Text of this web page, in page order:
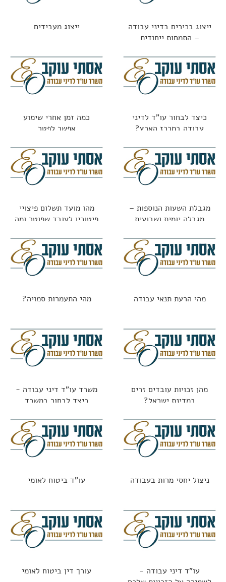
ייצוג בכירים בדיני עבודה
– התמחות ייחודית
ייצוג מעבידים
כיצד לבחור עו"ד לדיני
עבודה במרכז הארץ?
כמה זמן אחרי שימוע
אפשר לפטר
מגבלת השעות הנוספות –
מגבלה יומית ושבועית
מהו מועד תשלום פיצויי
פיטורין לעובד שפוטר ומה
מהי הרעת תנאי עבודה מהי התעמרות סמויה?
מהן זכויות עובדים זרים
במדינת ישראל?
משרד עו"ד דיני עבודה -
כיצד לבחור במשרד
ניצול יחסי מרות בעבודה עו"ד ביטוח לאומי
עו"ד דיני עבודה -
עורך דין ביטוח לאומי